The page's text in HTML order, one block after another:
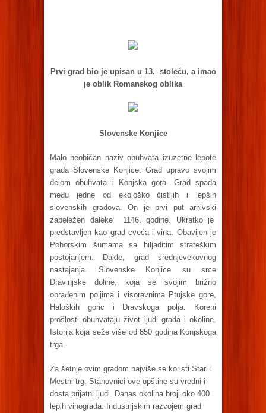
Prvi grad bio je upisan u 13. stoleću, a imao
je oblik Romanskog oblika
Slovenske Konjice
Malo neobičan naziv obuhvata izuzetne lepote
grada Slovenske Konjice. Grad upravo svojim
delom obuhvata i Konjska gora. Grad spada
među jedne od ekološko čistijih i lepših
slovenskih gradova. On je prvi put arhivski
zabeležen daleke 1146. godine. Ukratko je
predstavljen kao grad cveća i vina. Obavijen je
Pohorskim šumama sa hiljaditim strateškim
postojanjem. Dakle, grad srednjevekovnog
nastajanja. Slovenske Konjice su srce
Dravinjske doline, koja se svojim brižno
obrađenim poljima i visoravnima Ptujske gore,
Haloških goric i Dravskoga polja. Koreni
prošlosti obuhvataju život ljudi grada i okoline.
Istorija koja seže više od 850 godina Konjskoga
trga.
Za šetnje ovim gradom najviše se koristi Stari i
Mestni trg. Stanovnici ove opštine su vredni i
dosta prijatni ljudi. Danas okolina broji oko 400
lepih vinograda. Industrijskim razvojem grad